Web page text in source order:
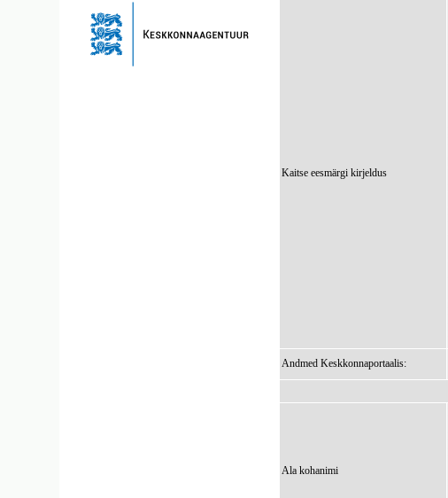
Kaitse eesmärgi kirjeldus
Andmed Keskkonnaportaalis:
Ala kohanimi